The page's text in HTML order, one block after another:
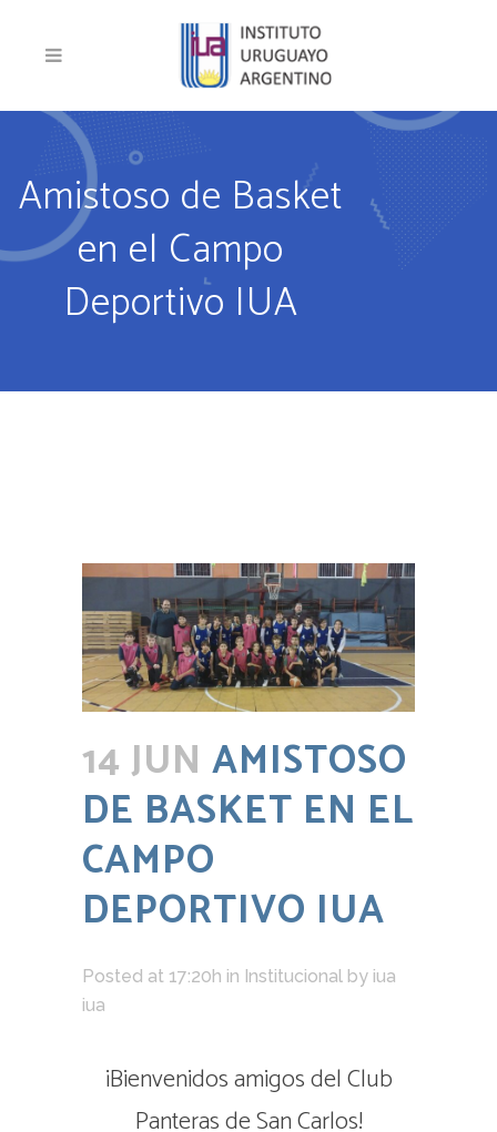
Amistoso de Basket
en el Campo
Deportivo IUA
14 JUN AMISTOSO
DE BASKET EN EL
CAMPO
DEPORTIVO IUA
Posted at 17:20h in Institucional by iua
iua
¡Bienvenidos amigos del Club
Panteras de San Carlos!